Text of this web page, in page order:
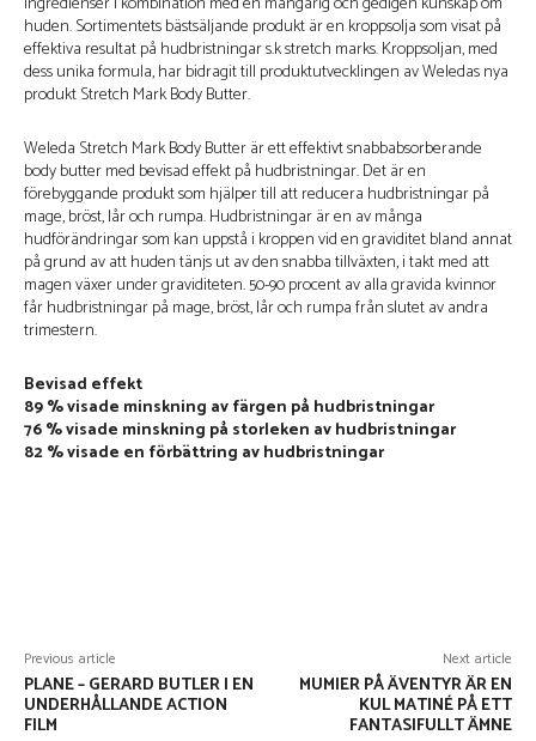
huden. Sortimentets bästsäljande produkt är en kroppsolja som visat på
effektiva resultat på hudbristningar s.k stretch marks. Kroppsoljan, med
dess unika formula, har bidragit till produktutvecklingen av Weledas nya
produkt Stretch Mark Body Butter.
Weleda Stretch Mark Body Butter är ett effektivt snabbabsorberande
body butter med bevisad effekt på hudbristningar. Det är en
förebyggande produkt som hjälper till att reducera hudbristningar på
mage, bröst, lår och rumpa. Hudbristningar är en av många
hudförändringar som kan uppstå i kroppen vid en graviditet bland annat
på grund av att huden tänjs ut av den snabba tillväxten, i takt med att
magen växer under graviditeten. 50-90 procent av alla gravida kvinnor
får hudbristningar på mage, bröst, lår och rumpa från slutet av andra
trimestern.
Bevisad effekt
89 % visade minskning av färgen på hudbristningar
76 % visade minskning på storleken av hudbristningar
82 % visade en förbättring av hudbristningar
Previous article
PLANE – GERARD BUTLER I EN
UNDERHÅLLANDE ACTION
FILM
Next article
MUMIER PÅ ÄVENTYR ÄR EN
KUL MATINÉ PÅ ETT
FANTASIFULLT ÄMNE